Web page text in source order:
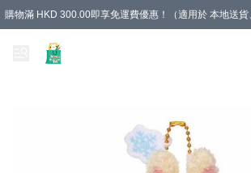
購物滿 HKD 300.00即享免運費優惠！（適用於 本地送